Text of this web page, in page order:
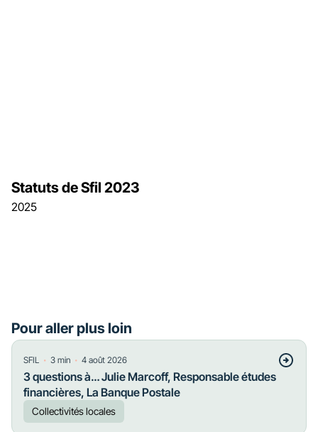
2025
Statuts de Sfil 2023
Pour aller plus loin
SFIL ・ 3 min ・ 4 août 2026
3 questions à… Julie Marcoff, Responsable études
financières, La Banque Postale
Collectivités locales